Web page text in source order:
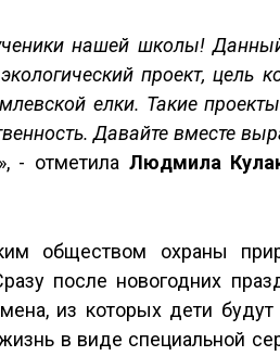
нашей школы!
проект, цель
елки. Такие
Давайте вместе
- отметила Людмила
обществом охраны
после новогодних
из которых дети
в виде специальной